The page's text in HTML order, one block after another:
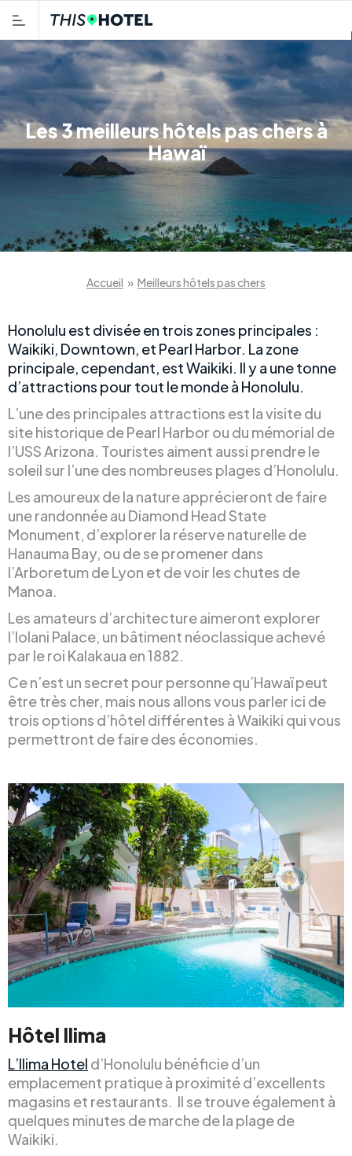
Les 3 meilleurs hôtels pas chers à
Hawaï
Accueil » Meilleurs hôtels pas chers
Honolulu est divisée en trois zones principales :
Waikiki, Downtown, et Pearl Harbor. La zone
principale, cependant, est Waikiki. Il y a une tonne
d’attractions pour tout le monde à Honolulu.
L’une des principales attractions est la visite du
site historique de Pearl Harbor ou du mémorial de
l’USS Arizona. Touristes aiment aussi prendre le
soleil sur l’une des nombreuses plages d’Honolulu.
Les amoureux de la nature apprécieront de faire
une randonnée au Diamond Head State
Monument, d’explorer la réserve naturelle de
Hanauma Bay, ou de se promener dans
l’Arboretum de Lyon et de voir les chutes de
Manoa.
Les amateurs d’architecture aimeront explorer
l’Iolani Palace, un bâtiment néoclassique achevé
par le roi Kalakaua en 1882.
Ce n’est un secret pour personne qu’Hawaï peut
être très cher, mais nous allons vous parler ici de
trois options d’hôtel différentes à Waikiki qui vous
permettront de faire des économies.
Hôtel Ilima
L’Ilima Hotel d’Honolulu bénéficie d’un
emplacement pratique à proximité d’excellents
magasins et restaurants. Il se trouve également à
quelques minutes de marche de la plage de
Waikiki.